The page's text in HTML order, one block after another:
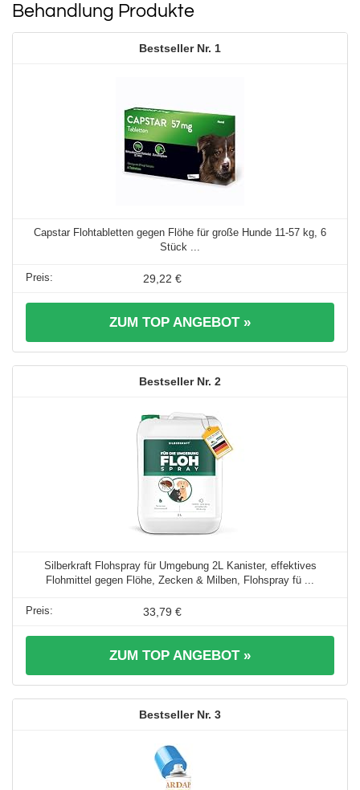
Behandlung Produkte
1
Capstar Flohtabletten gegen Flöhe für große Hunde 11-57 kg, 6
Stück ...
29,22 €
ZUM TOP ANGEBOT »
2
Silberkraft Flohspray für Umgebung 2L Kanister, effektives
Flohmittel gegen Flöhe, Zecken & Milben, Flohspray fü ...
33,79 €
ZUM TOP ANGEBOT »
3